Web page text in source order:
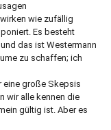
wie zufällig
Es besteht
das ist Westermann
zu schaffen; ich
eine große Skepsis
wir alle kennen die
gültig ist. Aber es